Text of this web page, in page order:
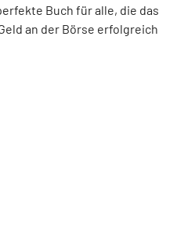
Buch für alle, die das
an der Börse erfolgreich